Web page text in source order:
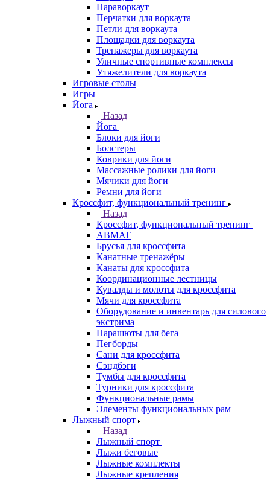
Параворкаут
Перчатки для воркаута
Петли для воркаута
Площадки для воркаута
Тренажеры для воркаута
Уличные спортивные комплексы
Утяжелители для воркаута
Игровые столы
Игры
Йога
Назад
Йога
Блоки для йоги
Болстеры
Коврики для йоги
Массажные ролики для йоги
Мячики для йоги
Ремни для йоги
Кроссфит, функциональный тренинг
Назад
Кроссфит, функциональный тренинг
ABMAT
Брусья для кроссфита
Канатные тренажёры
Канаты для кроссфита
Координационные лестницы
Кувалды и молоты для кроссфита
Мячи для кроссфита
Оборудование и инвентарь для силового
экстрима
Парашюты для бега
Пегборды
Сани для кроссфита
Сэндбэги
Тумбы для кроссфита
Турники для кроссфита
Функциональные рамы
Элементы функциональных рам
Лыжный спорт
Назад
Лыжный спорт
Лыжи беговые
Лыжные комплекты
Лыжные крепления